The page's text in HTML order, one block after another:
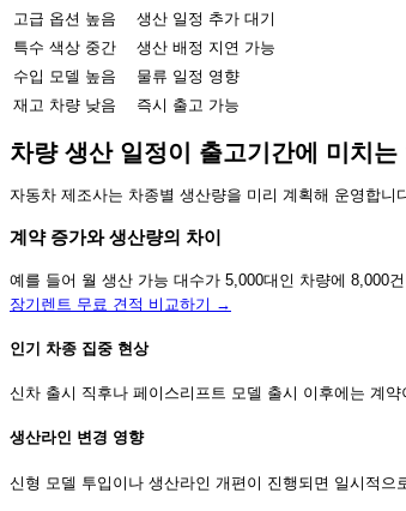
고급 옵션 높음
생산 일정 추가 대기
특수 색상 중간
생산 배정 지연 가능
수입 모델 높음
물류 일정 영향
재고 차량 낮음 즉시 출고 가능
차량 생산 일정이 출고기간에 미치는
자동차 제조사는 차종별 생산량을 미리 계획해 운영합
계약 증가와 생산량의 차이
예를 들어 월 생산 가능 대수가 5,000대인 차량에 8,000
장기렌트 무료 견적 비교하기 →
인기 차종 집중 현상
신차 출시 직후나 페이스리프트 모델 출시 이후에는 계
생산라인 변경 영향
신형 모델 투입이나 생산라인 개편이 진행되면 일시적